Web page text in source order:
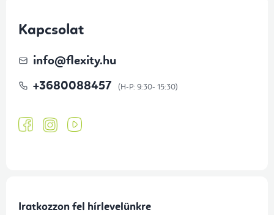
Kapcsolat
info@flexity.hu
+3680088457
Iratkozzon fel hírlevelünkre